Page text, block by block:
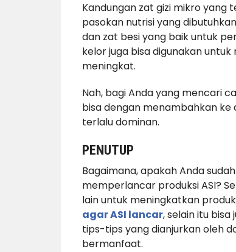
Kandungan zat gizi mikro
pasokan nutrisi yang
dan zat besi yang baik untuk
kelor juga bisa digunakan
meningkat.
Nah, bagi Anda yang mencari
bisa dengan menambahkan ke
terlalu dominan.
PENUTUP
Bagaimana, apakah Anda
memperlancar produksi ASI?
lain untuk meningkatkan
agar ASI lancar, selain itu
tips-tips yang dianjurkan oleh
bermanfaat.